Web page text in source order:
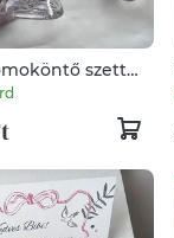
szett